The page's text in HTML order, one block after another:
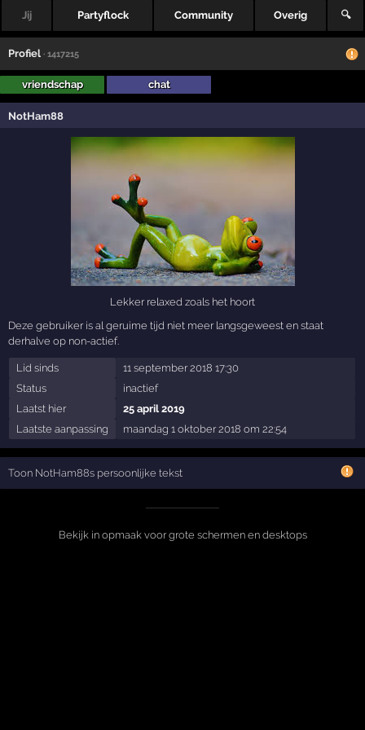
Jij Partyflock Community Overig 🔍
Profiel · 1417215
vriendschap chat
NotHam88
Lekker relaxed zoals het hoort
Deze gebruiker is al geruime tijd niet meer langsgeweest en staat
derhalve op non-actief.
Lid sinds
11 september 2018 17:30
Status
inactief
Laatst hier
25 april 2019
Laatste aanpassing
maandag 1 oktober 2018 om 22:54
Toon NotHam88s persoonlijke tekst
Bekijk in opmaak voor grote schermen en desktops